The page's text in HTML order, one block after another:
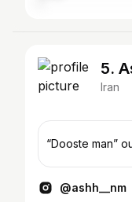
5.
Iran
“Dooste man”
@ashh__nm